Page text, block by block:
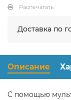
Распечатать
Доставка по
Описание
C помощью